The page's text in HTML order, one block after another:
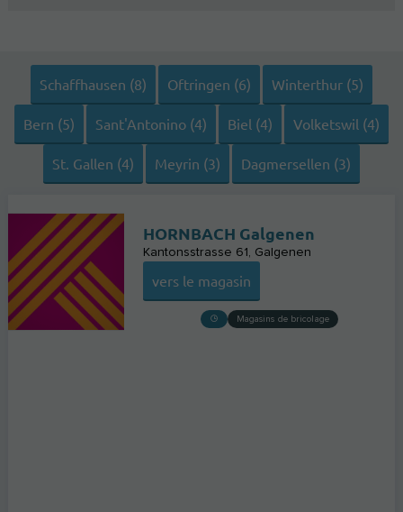
Schaffhausen (8) Oftringen (6) Winterthur (5)
Bern (5) Sant'Antonino (4) Biel (4) Volketswil (4)
St. Gallen (4) Meyrin (3) Dagmersellen (3)
HORNBACH Galgenen
Kantonsstrasse 61 Galgenen
vers le magasin
Magasins de bricolage